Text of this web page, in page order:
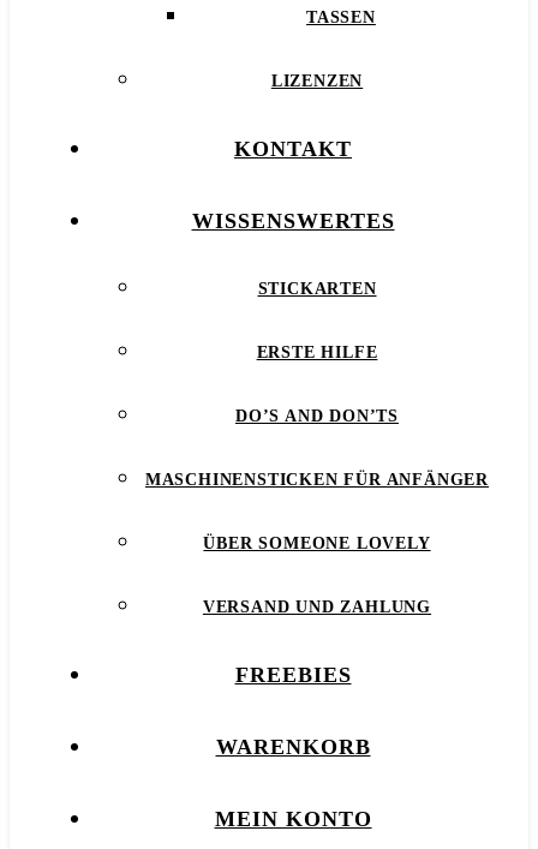
TASSEN
LIZENZEN
KONTAKT
WISSENSWERTES
STICKARTEN
ERSTE HILFE
DO’S AND DON’TS
MASCHINENSTICKEN FÜR ANFÄNGER
ÜBER SOMEONE LOVELY
VERSAND UND ZAHLUNG
FREEBIES
WARENKORB
MEIN KONTO